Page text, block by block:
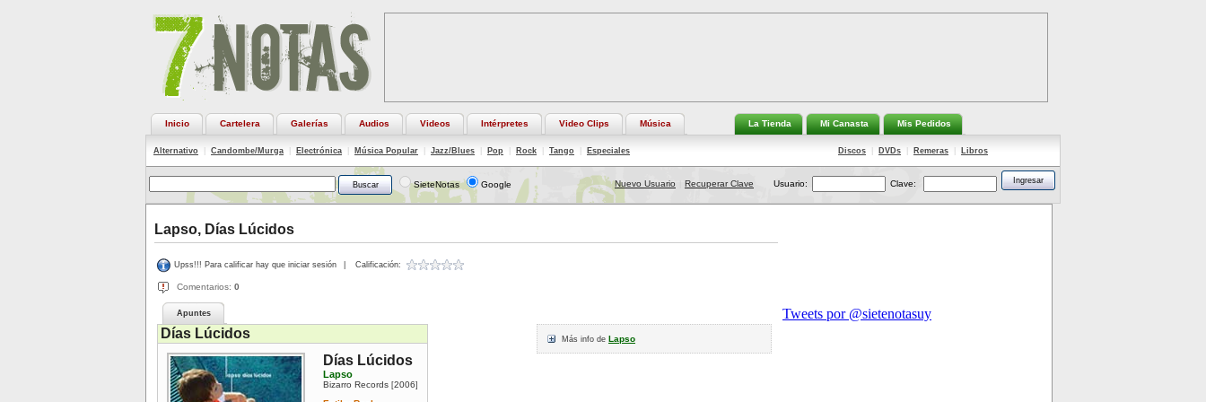
Inicio Cartelera Galerías Audios Videos Intérpretes Video Clips Música La Tienda Mi Canasta Mis Pedidos
Alternativo Candombe/Murga Electrónica Música Popular Jazz/Blues Pop Rock Tango Especiales Discos DVDs Remeras Libros
SieteNotas Google Nuevo Usuario Recuperar Clave Usuario: Clave:
Lapso, Días Lúcidos
Upss!!! Para calificar hay que iniciar sesión Calificación:
Comentarios: 0
Apuntes
Más info de Lapso
Días Lúcidos
Días Lúcidos
Lapso
Bizarro Records [2006]